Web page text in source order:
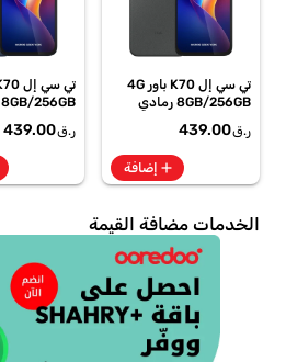
تي سي إل K70 باور 4G
8GB/256GB رمادي
ر.ق439.00
add إضافة
8GB/256GB أزرق
ر.ق439.00
الخدمات مضافة القيمة